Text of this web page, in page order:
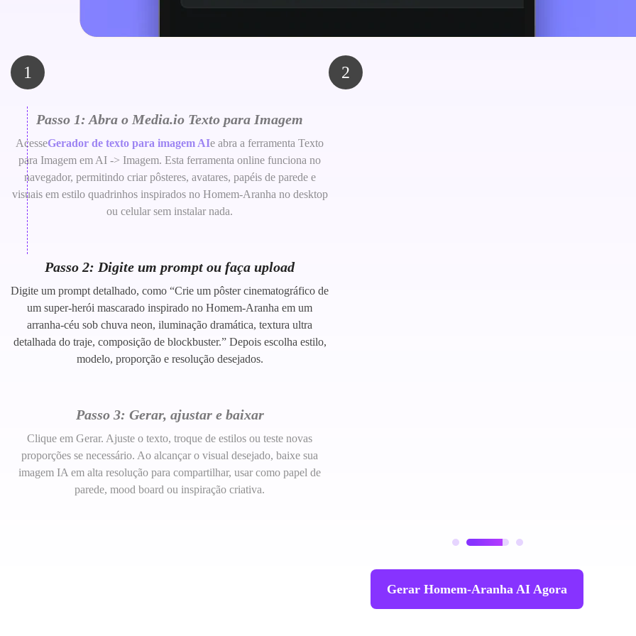
1 2
Passo 1: Abra o Media.io Texto para Imagem
AcesseGerador de texto para imagem AIe abra a ferramenta Texto
para Imagem em AI -> Imagem. Esta ferramenta online funciona no
navegador, permitindo criar pôsteres, avatares, papéis de parede e
visuais em estilo quadrinhos inspirados no Homem-Aranha no desktop
ou celular sem instalar nada.
Passo 2: Digite um prompt ou faça upload
Digite um prompt detalhado, como “Crie um pôster cinematográfico de
um super-herói mascarado inspirado no Homem-Aranha em um
arranha-céu sob chuva neon, iluminação dramática, textura ultra
detalhada do traje, composição de blockbuster.” Depois escolha estilo,
modelo, proporção e resolução desejados.
Passo 3: Gerar, ajustar e baixar
Clique em Gerar. Ajuste o texto, troque de estilos ou teste novas
proporções se necessário. Ao alcançar o visual desejado, baixe sua
imagem IA em alta resolução para compartilhar, usar como papel de
parede, mood board ou inspiração criativa.
Gerar Homem-Aranha AI Agora